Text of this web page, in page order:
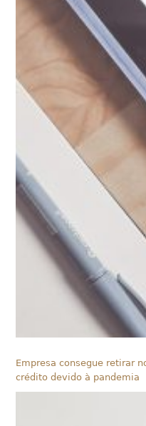
Empresa consegue retirar
crédito devido à pandemia